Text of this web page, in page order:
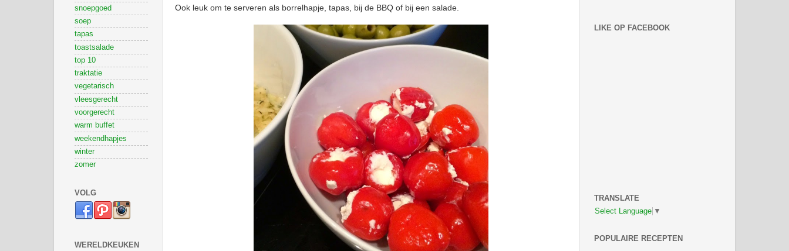
Ook leuk om te serveren als borrelhapje, tapas, bij de BBQ of bij een salade.
snoepgoed
soep
tapas
toastsalade
top 10
traktatie
vegetarisch
vleesgerecht
voorgerecht
warm buffet
weekendhapjes
winter
zomer
VOLG
WERELDKEUKEN
LIKE OP FACEBOOK
TRANSLATE
Select Language ▼
POPULAIRE RECEPTEN